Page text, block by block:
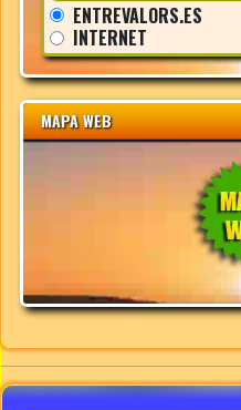
ENTREVALORS.ES
INTERNET
MAPA WEB